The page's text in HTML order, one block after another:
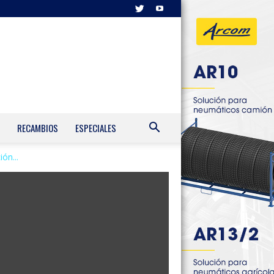
RECAMBIOS ESPECIALES